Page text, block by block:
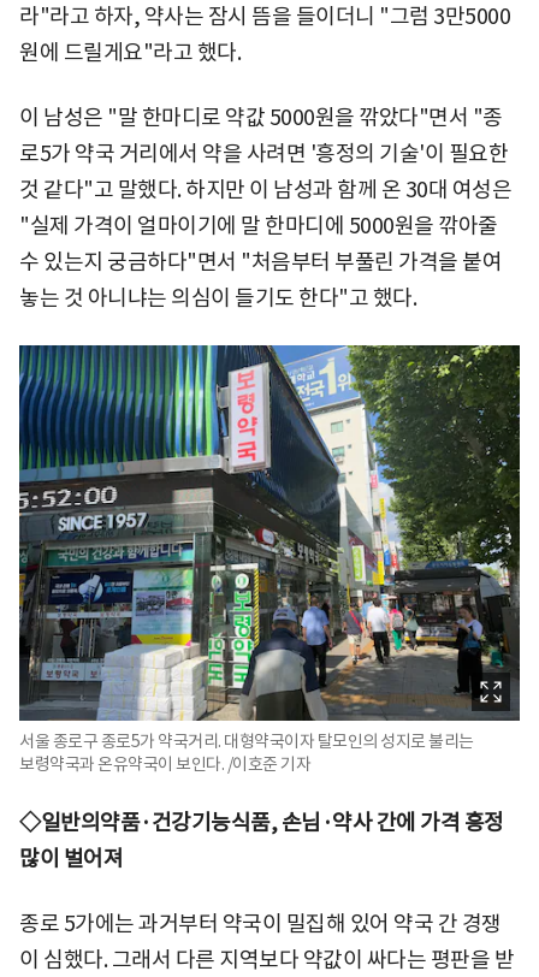
라"라고 하자, 약사는 잠시 뜸을 들이더니 "그럼 3만5000
원에 드릴게요"라고 했다.
이 남성은 "말 한마디로 약값 5000원을 깎았다"면서 "종
로5가 약국 거리에서 약을 사려면 '흥정의 기술'이 필요한
것 같다"고 말했다. 하지만 이 남성과 함께 온 30대 여성은
"실제 가격이 얼마이기에 말 한마디에 5000원을 깎아줄
수 있는지 궁금하다"면서 "처음부터 부풀린 가격을 붙여
놓는 것 아니냐는 의심이 들기도 한다"고 했다.
서울 종로구 종로5가 약국거리. 대형약국이자 탈모인의 성지로 불리는
보령약국과 온유약국이 보인다. /이호준 기자
◇일반의약품·건강기능식품, 손님·약사 간에 가격 흥정
많이 벌어져
종로 5가에는 과거부터 약국이 밀집해 있어 약국 간 경쟁
이 심했다. 그래서 다른 지역보다 약값이 싸다는 평판을 받